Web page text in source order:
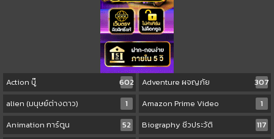
Action บู๊ 602 Adventure ผจญภัย
307
alien (มนุษย์ต่างดาว)
1 Amazon Prime Video
1
Animation การ์ตูน
52 Biography ชีวประวัติ
117